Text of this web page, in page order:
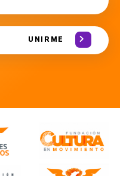
UNIRME